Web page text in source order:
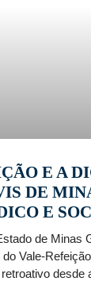
E A
DE
E
de Minas
Vale-
desde